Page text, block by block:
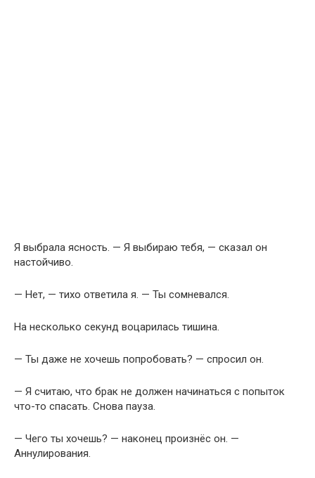
Я выбрала ясность. — Я выбираю тебя, — сказал он
настойчиво.
— Нет, — тихо ответила я. — Ты сомневался.
На несколько секунд воцарилась тишина.
— Ты даже не хочешь попробовать? — спросил он.
— Я считаю, что брак не должен начинаться с попыток
что-то спасать. Снова пауза.
— Чего ты хочешь? — наконец произнёс он. —
Аннулирования.